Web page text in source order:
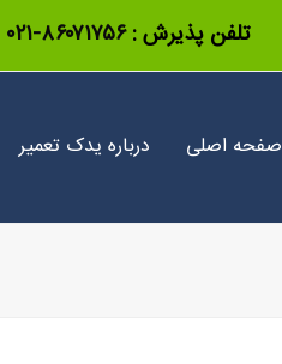
تلفن پذیرش :۸۶۰۷۱۷۵۶-۰۲۱
صفحه اصلی درباره یدک تعمیر